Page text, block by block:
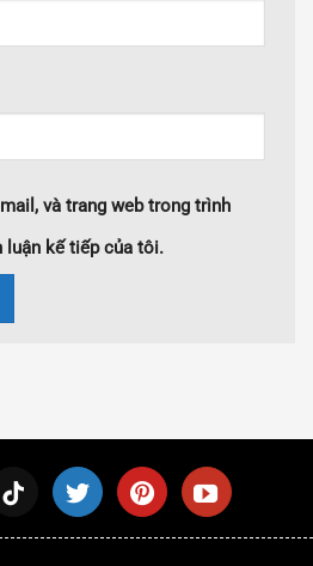
và trang web trong trình
luận kế tiếp của tôi.